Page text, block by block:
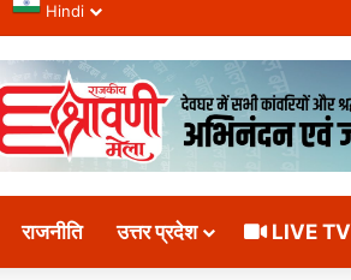
Hindi
राजनीति उत्तर प्रदेश LIVE TV